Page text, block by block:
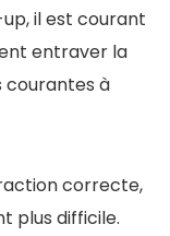
il est courant
entraver la
courantes à
correcte,
plus difficile.